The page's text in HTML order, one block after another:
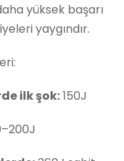
yüksek başarı
yaygındır.
ilk şok:150J